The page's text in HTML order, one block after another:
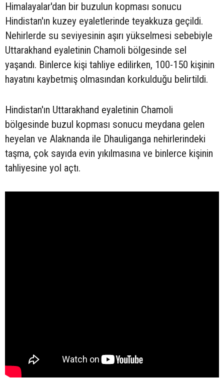
Himalayalar'dan bir buzulun kopması sonucu
Hindistan'ın kuzey eyaletlerinde teyakkuza geçildi.
Nehirlerde su seviyesinin aşırı yükselmesi sebebiyle
Uttarakhand eyaletinin Chamoli bölgesinde sel
yaşandı. Binlerce kişi tahliye edilirken, 100-150 kişinin
hayatını kaybetmiş olmasından korkulduğu belirtildi.
Hindistan'ın Uttarakhand eyaletinin Chamoli
bölgesinde buzul kopması sonucu meydana gelen
heyelan ve Alaknanda ile Dhauliganga nehirlerindeki
taşma, çok sayıda evin yıkılmasına ve binlerce kişinin
tahliyesine yol açtı.